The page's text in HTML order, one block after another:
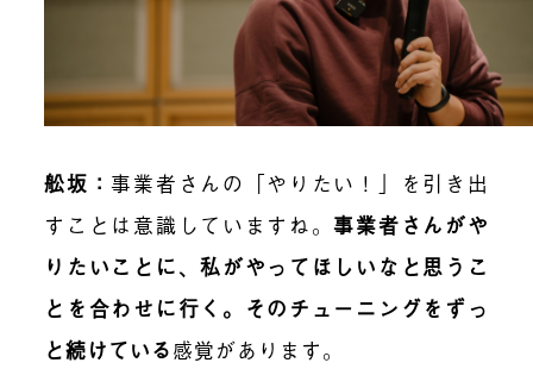
舩坂：事業者さんの「やりたい！」を引き出
すことは意識していますね。事業者さんがや
りたいことに、私がやってほしいなと思うこ
とを合わせに行く。そのチューニングをずっ
と続けている感覚があります。